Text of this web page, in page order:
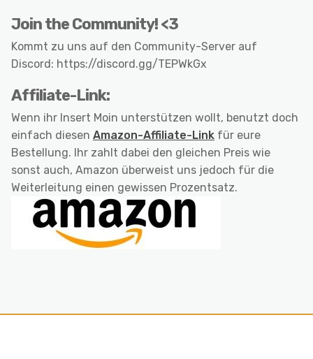
Join the Community! <3
Kommt zu uns auf den Community-Server auf
Discord: https://discord.gg/TEPWkGx
Affiliate-Link:
Wenn ihr Insert Moin unterstützen wollt, benutzt doch
einfach diesen Amazon-Affiliate-Link für eure
Bestellung. Ihr zahlt dabei den gleichen Preis wie
sonst auch, Amazon überweist uns jedoch für die
Weiterleitung einen gewissen Prozentsatz.